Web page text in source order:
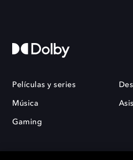
Películas y series
Música
Gaming